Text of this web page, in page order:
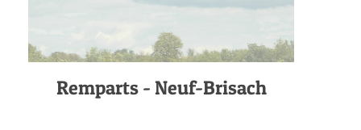
Remparts - Neuf-Brisach